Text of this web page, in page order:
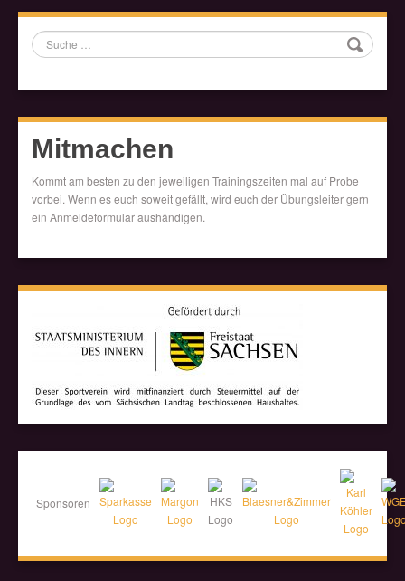
Suche
Mitmachen
Kommt am besten zu den jeweiligen Trainingszeiten mal auf Probe
vorbei. Wenn es euch soweit gefällt, wird euch der Übungsleiter gern
ein Anmeldeformular aushändigen.
Sponsoren